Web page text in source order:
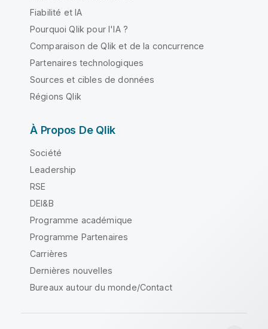
Fiabilité et IA
Pourquoi Qlik pour l'IA ?
Comparaison de Qlik et de la concurrence
Partenaires technologiques
Sources et cibles de données
Régions Qlik
À Propos De Qlik
Société
Leadership
RSE
DEI&B
Programme académique
Programme Partenaires
Carrières
Dernières nouvelles
Bureaux autour du monde/Contact